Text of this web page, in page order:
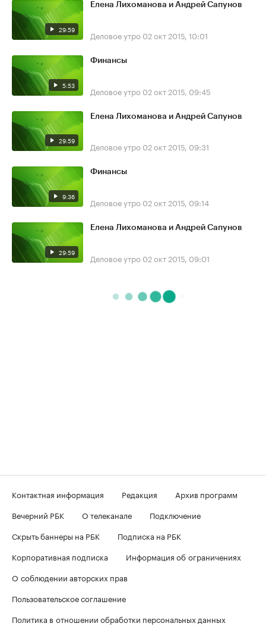
29:59
Елена Лихоманова и Андрей Сапунов
Деловое утро 02 окт 2015, 10:01
5:53
Финансы
Деловое утро 02 окт 2015, 09:45
29:59
Елена Лихоманова и Андрей Сапунов
Деловое утро 02 окт 2015, 09:31
9:36
Финансы
Деловое утро 02 окт 2015, 09:14
29:59
Елена Лихоманова и Андрей Сапунов
Деловое утро 02 окт 2015, 09:01
Контактная информация Редакция
Архив программ
Вечерний РБК
О телеканале
Подключение
Скрыть баннеры на РБК
Подписка на РБК
Корпоративная подписка
Информация об ограничениях
О соблюдении авторских прав
Пользовательское соглашение
Политика в отношении обработки персональных данных